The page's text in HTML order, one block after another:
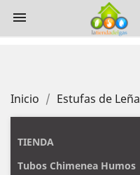

Inicio Estufas de Leña
TIENDA
Tubos Chimenea Humos